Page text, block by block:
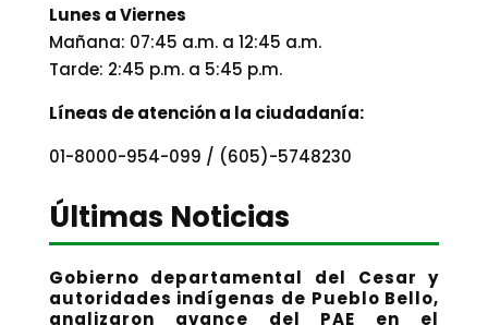
Lunes a Viernes
Mañana: 07:45 a.m. a 12:45 a.m.
Tarde: 2:45 p.m. a 5:45 p.m.
Líneas de atención a la ciudadanía:
01-8000-954-099 / (605)-5748230
Últimas Noticias
Gobierno departamental del Cesar y
autoridades indígenas de Pueblo Bello,
analizaron avance del PAE en el